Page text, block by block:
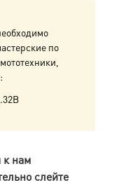
пр.
д.4
по
к нам
слейте